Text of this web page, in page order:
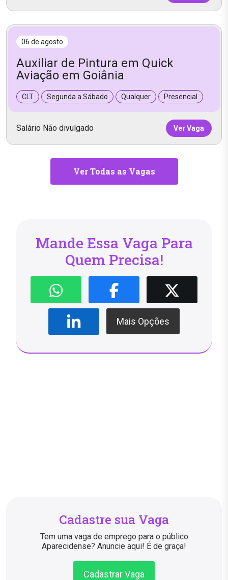
06 de agosto
Auxiliar de Pintura em Quick
Aviação em Goiânia
CLT Segunda a Sábado Qualquer Presencial
Salário Não divulgado Ver Vaga
Ver Todas as Vagas
Mande Essa Vaga Para
Quem Precisa!
Mais Opções
Cadastre sua Vaga
Tem uma vaga de emprego para o público
Aparecidense? Anuncie aqui! É de graça!
Cadastrar Vaga